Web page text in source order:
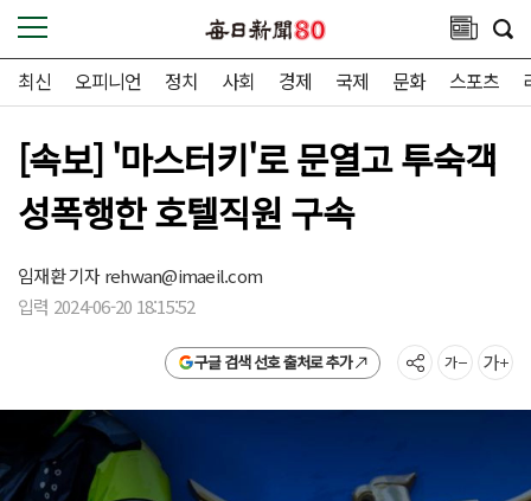
최신 오피니언 정치 사회 경제 국제 문화 스포츠
[속보] '마스터키'로 문열고 투숙객
성폭행한 호텔직원 구속
임재환 기자rehwan@imaeil.com
입력 2024-06-20 18:15:52
구글 검색 선호 출처로 추가